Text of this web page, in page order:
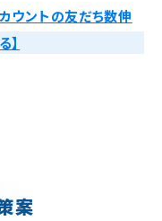
ウントの友だち数伸
】
案